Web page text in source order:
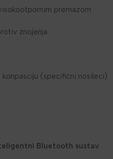
premazom
znojenja
(specifični nosileci)
Bluetooth sustav